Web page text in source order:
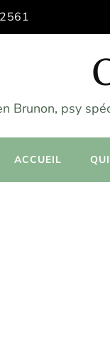
Brunon, psy
ACCUEIL